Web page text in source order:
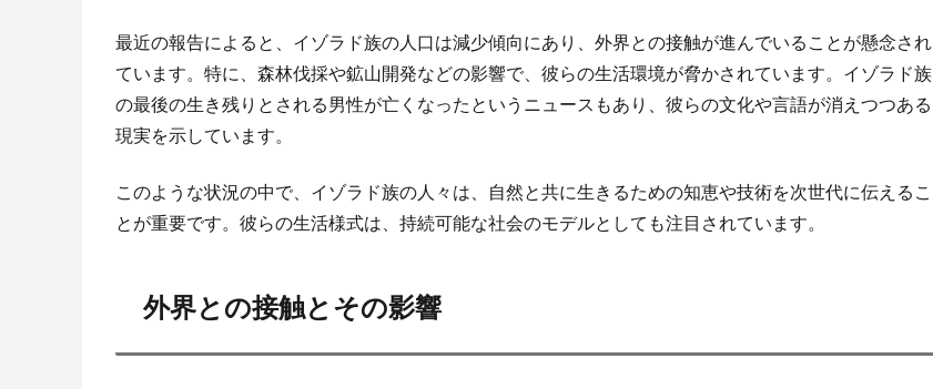
最近の報告によると、イゾラド族の人口は減少傾向にあり、外界との接触が進んでいることが懸念され
ています。特に、森林伐採や鉱山開発などの影響で、彼らの生活環境が脅かされています。イゾラド族
の最後の生き残りとされる男性が亡くなったというニュースもあり、彼らの文化や言語が消えつつある
現実を示しています。
このような状況の中で、イゾラド族の人々は、自然と共に生きるための知恵や技術を次世代に伝えるこ
とが重要です。彼らの生活様式は、持続可能な社会のモデルとしても注目されています。
外界との接触とその影響